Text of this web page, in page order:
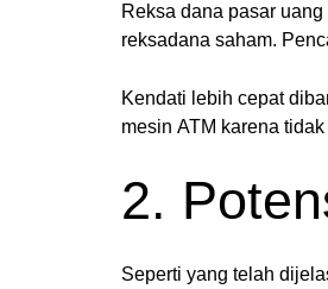
Reksa dana pasar
reksadana saham.
Kendati lebih cepat
mesin ATM karena
2.
Seperti yang telah